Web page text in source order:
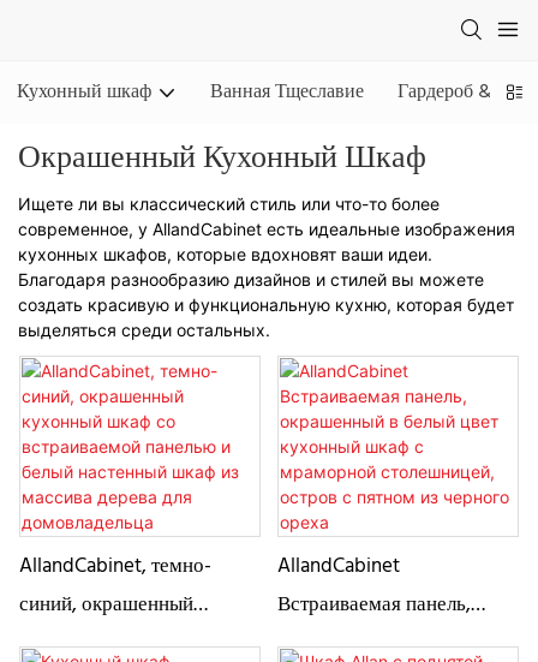
Кухонный шкаф Ванная Тщеславие Гардероб &
Окрашенный Кухонный Шкаф
Ищете ли вы классический стиль или что-то более
современное, у AllandCabinet есть идеальные изображения
кухонных шкафов, которые вдохновят ваши идеи.
Благодаря разнообразию дизайнов и стилей вы можете
создать красивую и функциональную кухню, которая будет
выделяться среди остальных.
AllandCabinet, темно-
синий, окрашенный
кухонный шкаф со
AllandCabinet
Встраиваемая панель,
окрашенный в белый цвет